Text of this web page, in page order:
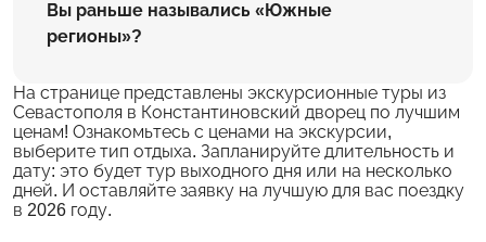
Вы раньше назывались «Южные
регионы»?
На странице представлены экскурсионные туры из
Севастополя в Константиновский дворец по лучшим
ценам! Ознакомьтесь с ценами на экскурсии,
выберите тип отдыха. Запланируйте длительность и
дату: это будет тур выходного дня или на несколько
дней. И оставляйте заявку на лучшую для вас поездку
в 2026 году.